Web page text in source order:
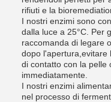
rifiuti e la
I nostri enzimi sono
dalla luce a 25°C. Per
raccomanda di legare
dopo l'apertura,evitare
di contatto con la pelle
immediatamente.
I nostri enzimi
nel processo di